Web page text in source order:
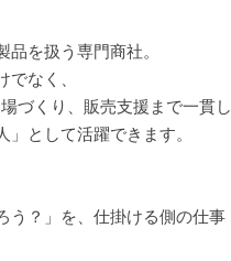
を扱う専門商社。
なく、
づくり、販売支援まで一貫
」として活躍できます。
う？」を、仕掛ける側の仕事